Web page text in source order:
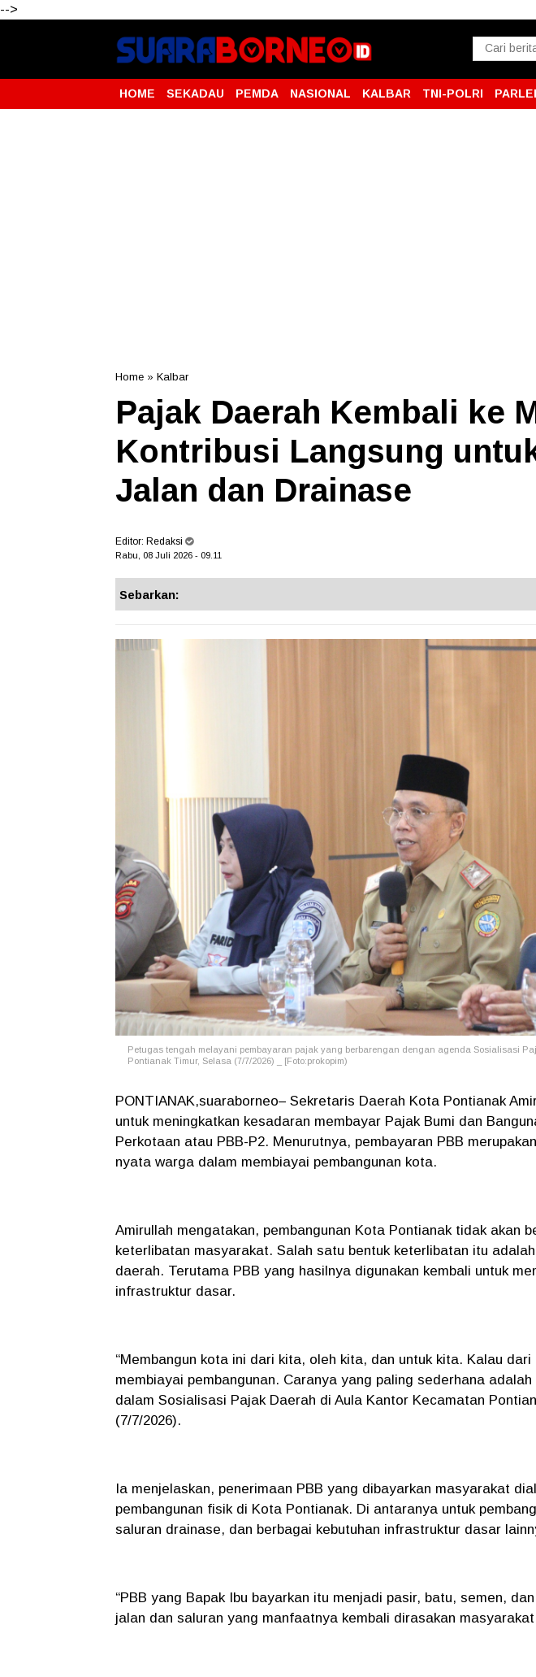
-->
HOME SEKADAU PEMDA NASIONAL KALBAR TNI-POLRI
Home » Kalbar
Pajak Daerah Kembali ke
Kontribusi Langsung
Jalan dan Drainase
Editor: Redaksi
Rabu, 08 Juli 2026 - 09.11
Sebarkan:
Petugas tengah melayani pembayaran pajak yang berbarengan dengan agenda Sosialisasi
Pontianak Timur, Selasa (7/7/2026) _ [Foto:prokopim)
PONTIANAK,suaraborneo– Sekretaris Daerah Kota Pontianak
untuk meningkatkan kesadaran membayar Pajak Bumi dan
Perkotaan atau PBB-P2. Menurutnya, pembayaran PBB
nyata warga dalam membiayai pembangunan kota.
Amirullah mengatakan, pembangunan Kota Pontianak tidak akan
keterlibatan masyarakat. Salah satu bentuk keterlibatan itu
daerah. Terutama PBB yang hasilnya digunakan kembali untuk
infrastruktur dasar.
“Membangun kota ini dari kita, oleh kita, dan untuk kita. Kalau
membiayai pembangunan. Caranya yang paling sederhana adalah
dalam Sosialisasi Pajak Daerah di Aula Kantor Kecamatan
(7/7/2026).
Ia menjelaskan, penerimaan PBB yang dibayarkan masyarakat
pembangunan fisik di Kota Pontianak. Di antaranya untuk
saluran drainase, dan berbagai kebutuhan infrastruktur dasar
“PBB yang Bapak Ibu bayarkan itu menjadi pasir, batu, semen,
jalan dan saluran yang manfaatnya kembali dirasakan